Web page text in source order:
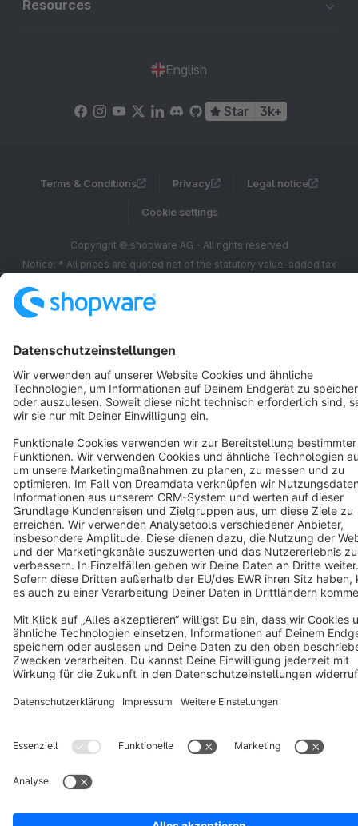
Resources
English
Star 3k+
Terms & Conditions Privacy Legal notice
Cookie settings
Copyright © shopware AG - All rights reserved
Notice: * All prices are quoted net of the statutory value-added tax